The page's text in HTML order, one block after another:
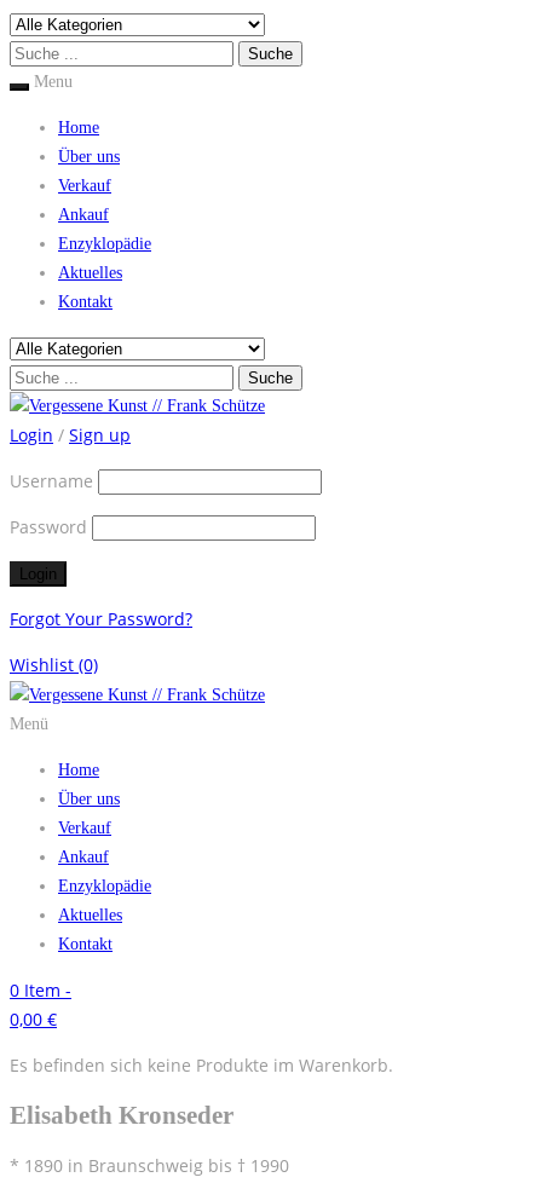
Menu
Home
Über uns
Verkauf
Ankauf
Enzyklopädie
Aktuelles
Kontakt
Login / Sign up
Username
Password
Forgot Your Password?
Wishlist (0)
Menü
Home
Über uns
Verkauf
Ankauf
Enzyklopädie
Aktuelles
Kontakt
0 Item -
0,00 €
Es befinden sich keine Produkte im Warenkorb.
Elisabeth Kronseder
* 1890 in Braunschweig bis † 1990